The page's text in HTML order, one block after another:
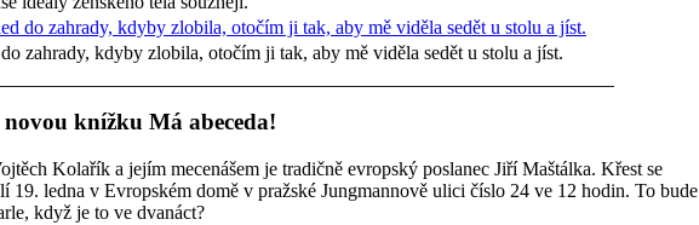
zahrady, kdyby zlobila, otočím ji tak, aby mě viděla sedět u stolu a jíst.
knížku Má abeceda!
Kolařík a jejím mecenášem je tradičně evropský poslanec Jiří Maštálka. Křest se
19. ledna v Evropském domě v pražské Jungmannově ulici číslo 24 ve 12 hodin. To bude
když je to ve dvanáct?